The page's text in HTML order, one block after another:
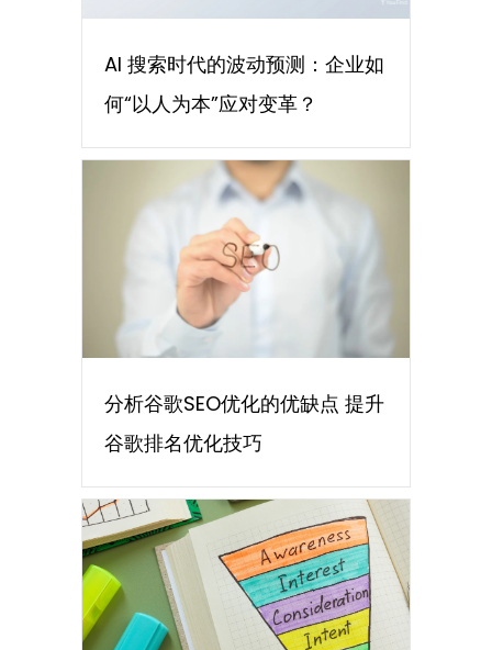
AI 搜索时代的波动预测：企业如
何“以人为本”应对变革？
分析谷歌SEO优化的优缺点 提升
谷歌排名优化技巧